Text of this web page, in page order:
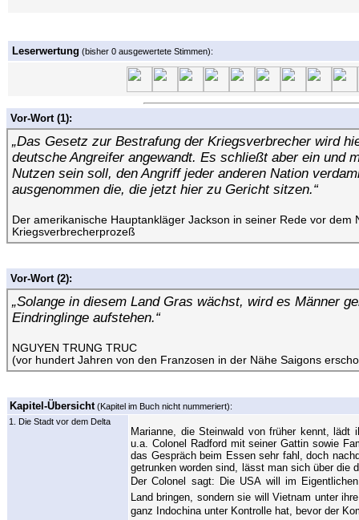
Leserwertung (bisher 0 ausgewertete Stimmen):
Vor-Wort (1):
„Das Gesetz zur Bestrafung der Kriegsverbrecher wird
deutsche Angreifer angewandt. Es schließt aber ein und
Nutzen sein soll, den Angriff jeder anderen Nation
ausgenommen die, die jetzt hier zu Gericht sitzen.“
Der amerikanische Hauptankläger Jackson in seiner Rede vor dem
Kriegsverbrecherprozeß
Vor-Wort (2):
„Solange in diesem Land Gras wächst, wird es Männer
Eindringlinge aufstehen.“
NGUYEN TRUNG TRUC
(vor hundert Jahren von den Franzosen in der Nähe Saigons
Kapitel-Übersicht (Kapitel im Buch nicht nummeriert):
1. Die Stadt vor dem Delta
Marianne, die Steinwald von früher kennt, lädt
u.a. Colonel Radford mit seiner Gattin sowie
das Gespräch beim Essen sehr fahl, doch
getrunken worden sind, lässt man sich über die
Der Colonel sagt: Die USA will im
Land bringen, sondern sie will Vietnam unter
ganz Indochina unter Kontrolle hat, bevor der